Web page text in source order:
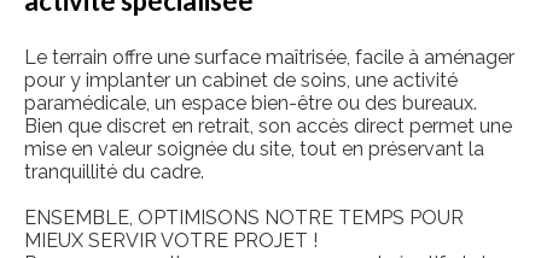
Le terrain offre une surface maîtrisée, facile à aménager
pour y implanter un cabinet de soins, une activité
paramédicale, un espace bien-être ou des bureaux.
Bien que discret en retrait, son accès direct permet une
mise en valeur soignée du site, tout en préservant la
tranquillité du cadre.
ENSEMBLE, OPTIMISONS NOTRE TEMPS POUR
MIEUX SERVIR VOTRE PROJET !